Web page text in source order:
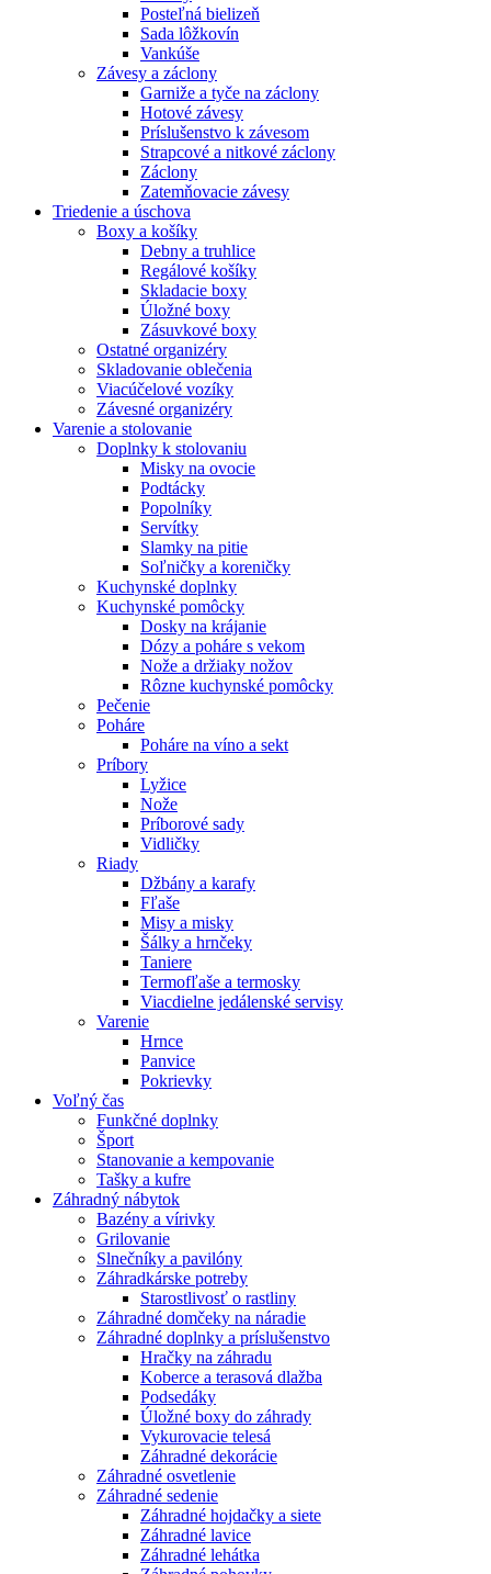
Posteľná bielizeň
Sada lôžkovín
Vankúše
Závesy a záclony
Garniže a tyče na záclony
Hotové závesy
Príslušenstvo k závesom
Strapcové a nitkové záclony
Záclony
Zatemňovacie závesy
Triedenie a úschova
Boxy a košíky
Debny a truhlice
Regálové košíky
Skladacie boxy
Úložné boxy
Zásuvkové boxy
Ostatné organizéry
Skladovanie oblečenia
Viacúčelové vozíky
Závesné organizéry
Varenie a stolovanie
Doplnky k stolovaniu
Misky na ovocie
Podtácky
Popolníky
Servítky
Slamky na pitie
Soľničky a koreničky
Kuchynské doplnky
Kuchynské pomôcky
Dosky na krájanie
Dózy a poháre s vekom
Nože a držiaky nožov
Rôzne kuchynské pomôcky
Pečenie
Poháre
Poháre na víno a sekt
Príbory
Lyžice
Nože
Príborové sady
Vidličky
Riady
Džbány a karafy
Fľaše
Misy a misky
Šálky a hrnčeky
Taniere
Termofľaše a termosky
Viacdielne jedálenské servisy
Varenie
Hrnce
Panvice
Pokrievky
Voľný čas
Funkčné doplnky
Šport
Stanovanie a kempovanie
Tašky a kufre
Záhradný nábytok
Bazény a vírivky
Grilovanie
Slnečníky a pavilóny
Záhradkárske potreby
Starostlivosť o rastliny
Záhradné domčeky na náradie
Záhradné doplnky a príslušenstvo
Hračky na záhradu
Koberce a terasová dlažba
Podsedáky
Úložné boxy do záhrady
Vykurovacie telesá
Záhradné dekorácie
Záhradné osvetlenie
Záhradné sedenie
Záhradné hojdačky a siete
Záhradné lavice
Záhradné lehátka